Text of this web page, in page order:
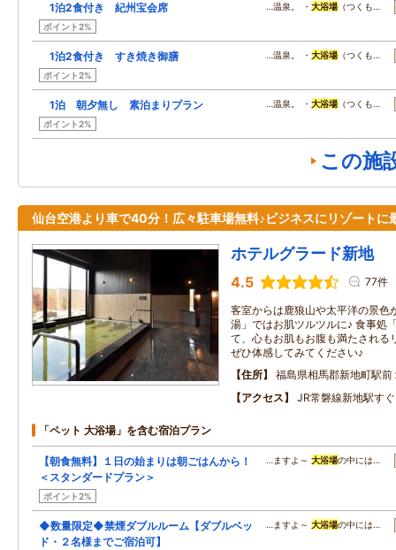
1泊2食付き 紀州宝会席
ポイント2%
…温泉。 ・大浴場 （つくも…
1泊2食付き すき焼き御膳
ポイント2%
…温泉。 ・大浴場 （つくも…
1泊 朝夕無し 素泊まりプラン
ポイント2%
…温泉。 ・大浴場 （つくも…
この施
仙台空港より車で40分！広々駐車場無料♪ビジネスにリゾートに
ホテルグラード新地
4.5 77件
客室からは鹿狼山や太平洋の景色
湯」ではお肌ツルツルに♪ 食事処
て、心もお肌もお腹も満たされ
ぜひ体感してみてください♪
住所
福島県相馬郡新地町駅前
アクセス
JR常磐線新地駅す
「ペット 大浴場」を含む宿泊プラン
【朝食無料】１日の始まりは朝ごはんから！
＜スタンダードプラン＞
ポイント2%
…ますよ～大浴場の中には…
◆数量限定◆禁煙ダブルルーム【ダブルベッ
ド・２名様までご宿泊可】
…ますよ～大浴場の中には…